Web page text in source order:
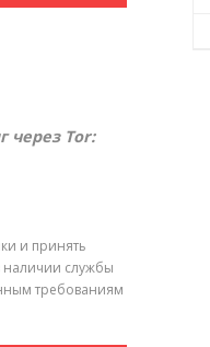
через Tor:
и принять
наличии службы
требованиям